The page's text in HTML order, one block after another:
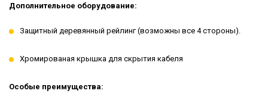
Дополнительное оборудование:
Защитный деревянный рейлинг (возможны все 4 стороны).
Хромированая крышка для скрытия кабеля
Особые преимущества: